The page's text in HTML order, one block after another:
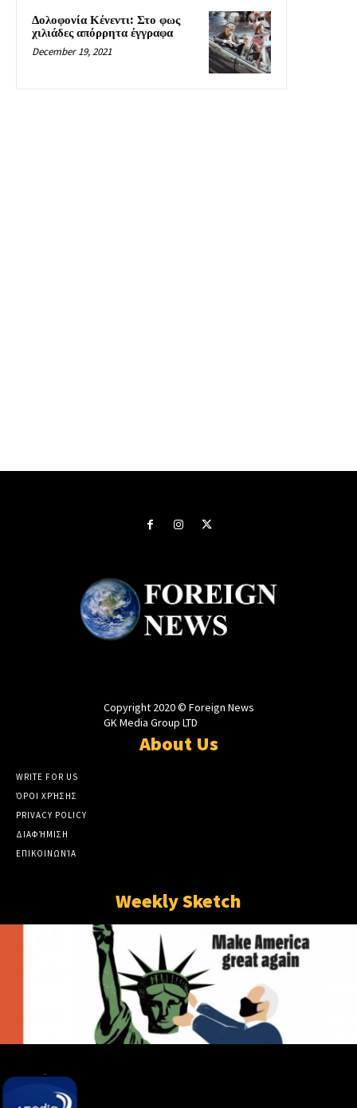
Δολοφονία Κένεντι: Στο φως
χιλιάδες απόρρητα έγγραφα
December 19, 2021
Copyright 2020 © Foreign News
GK Media Group LTD
About Us
WRITE FOR US
ΌΡΟΙ ΧΡΉΣΗΣ
PRIVACY POLICY
ΔΙΑΦΉΜΙΣΗ
ΕΠΙΚΟΙΝΩΝΊΑ
Weekly Sketch